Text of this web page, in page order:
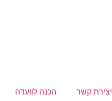
יצירת קשר הכנה לוועדה